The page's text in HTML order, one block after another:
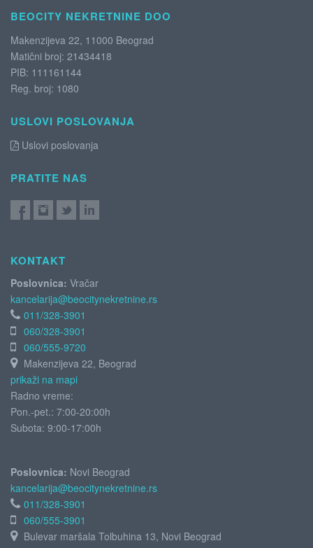
BEOCITY NEKRETNINE DOO
Makenzijeva 22, 11000 Beograd
Matični broj: 21434418
PIB: 111161144
Reg. broj: 1080
USLOVI POSLOVANJA
Uslovi poslovanja
PRATITE NAS
KONTAKT
Poslovnica: Vračar
kancelarija@beocitynekretnine.rs
011/328-3901
060/328-3901
060/555-9720
Makenzijeva 22, Beograd
prikaži na mapi
Radno vreme:
Pon.-pet.: 7:00-20:00h
Subota: 9:00-17:00h
Poslovnica: Novi Beograd
kancelarija@beocitynekretnine.rs
011/328-3901
060/555-3901
Bulevar maršala Tolbuhina 13, Novi Beograd